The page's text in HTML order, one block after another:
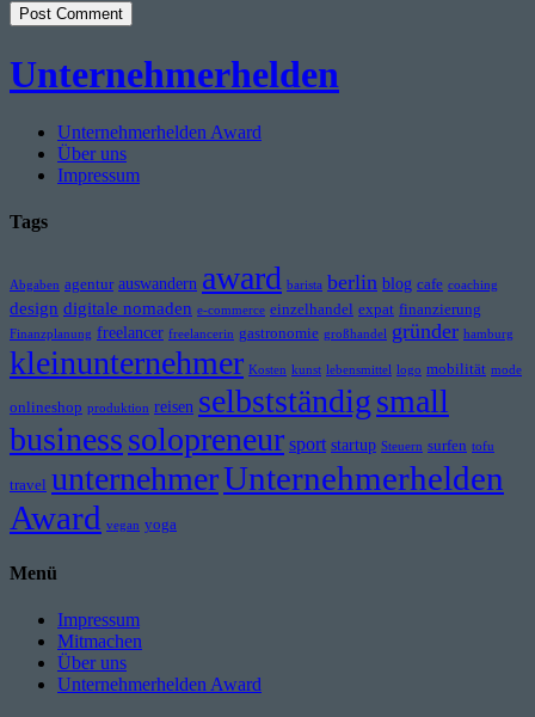
Unternehmerhelden
Unternehmerhelden Award
Über uns
Impressum
Tags
Abgaben agentur auswandern award barista berlin blog cafe coaching
design digitale nomaden e-commerce einzelhandel expat finanzierung
Finanzplanung freelancer freelancerin gastronomie großhandel gründer hamburg
kleinunternehmer Kosten kunst lebensmittel logo mobilität mode
onlineshop produktion reisen selbstständigsmall
businesssolopreneur sport startup Steuern surfen tofu
travel unternehmerUnternehmerhelden
Award vegan yoga
Menü
Impressum
Mitmachen
Über uns
Unternehmerhelden Award